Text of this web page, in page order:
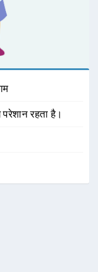
रहता है।